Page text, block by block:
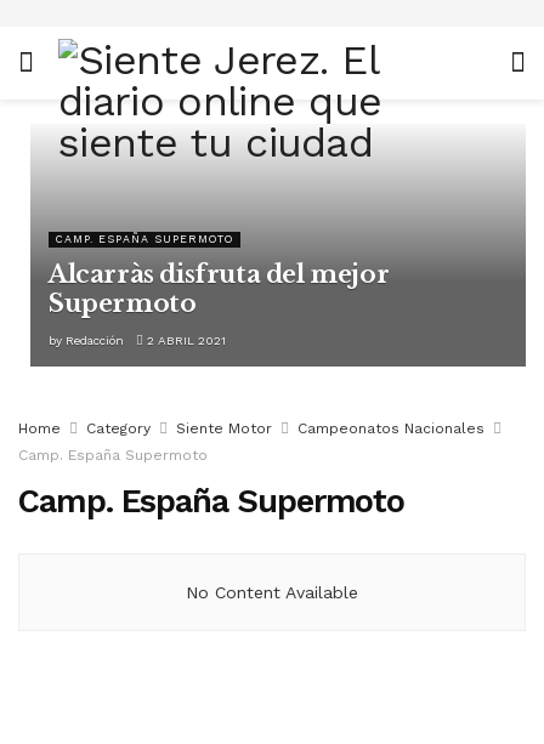
CAMP. ESPAÑA SUPERMOTO
Alcarràs disfruta del mejor
Supermoto
by Redacción 2 ABRIL 2021
Home Category Siente Motor
Campeonatos Nacionales
Camp. España Supermoto
Camp. España Supermoto
No Content Available